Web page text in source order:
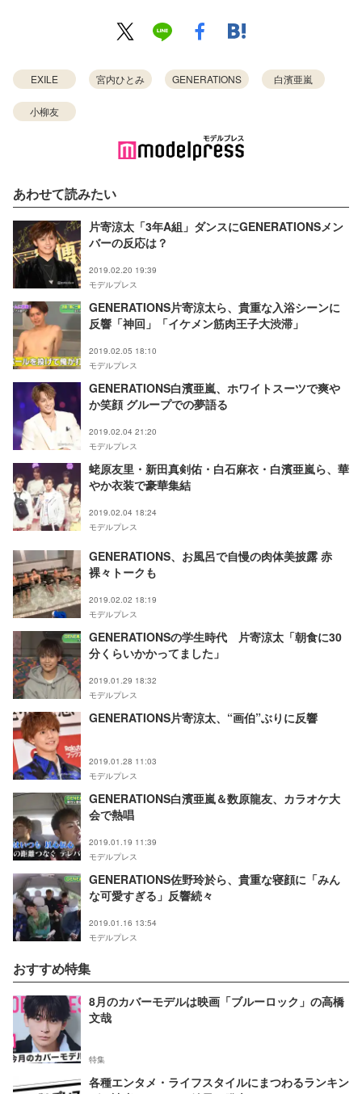
EXILE 宮内ひとみ GENERATIONS 白濱亜嵐
小柳友
あわせて読みたい
片寄涼太「3年A組」ダンスにGENERATIONSメン
バーの反応は？
2019.02.20 19:39
モデルプレス
GENERATIONS片寄涼太ら、貴重な入浴シーンに
反響「神回」「イケメン筋肉王子大渋滞」
2019.02.05 18:10
モデルプレス
GENERATIONS白濱亜嵐、ホワイトスーツで爽や
か笑顔 グループでの夢語る
2019.02.04 21:20
モデルプレス
蛯原友里・新田真剣佑・白石麻衣・白濱亜嵐ら、華
やか衣装で豪華集結
2019.02.04 18:24
モデルプレス
GENERATIONS、お風呂で自慢の肉体美披露 赤
裸々トークも
2019.02.02 18:19
モデルプレス
GENERATIONSの学生時代 片寄涼太「朝食に30
分くらいかかってました」
2019.01.29 18:32
モデルプレス
GENERATIONS片寄涼太、“画伯”ぶりに反響
2019.01.28 11:03
モデルプレス
GENERATIONS白濱亜嵐＆数原龍友、カラオケ大
会で熱唱
2019.01.19 11:39
モデルプレス
GENERATIONS佐野玲於ら、貴重な寝顔に「みん
な可愛すぎる」反響続々
2019.01.16 13:54
モデルプレス
おすすめ特集
8月のカバーモデルは映画「ブルーロック」の高橋
文哉
特集
各種エンタメ・ライフスタイルにまつわるランキン